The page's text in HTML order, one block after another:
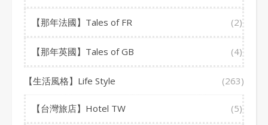
【那年法國】Tales of FR (2)
【那年英國】Tales of GB (4)
【生活風格】Life Style (263)
【台灣旅店】Hotel TW (5)